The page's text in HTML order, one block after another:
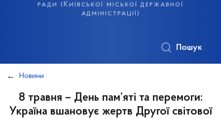
ради (Київської міської державної
адміністрації)
Пошук
Новини
8 травня – День пам’яті та перемоги:
Україна вшановує жертв Другої світової